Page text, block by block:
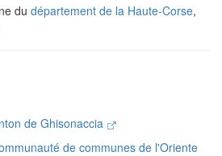
du département de la Haute-Corse,
de Ghisonaccia
de communes de l'Oriente